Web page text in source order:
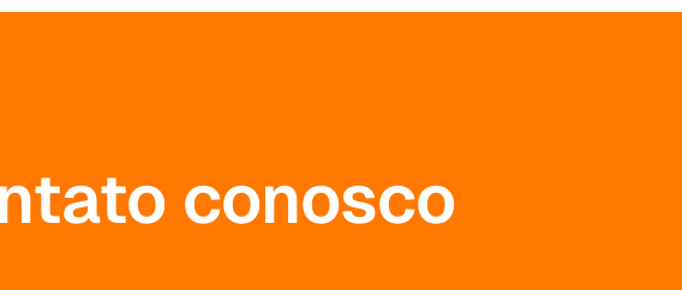
conosco